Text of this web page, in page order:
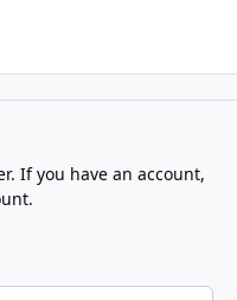
If you have an account,